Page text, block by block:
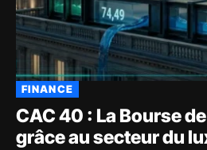
FINANCE
CAC 40 : La Bourse
grâce au secteur du